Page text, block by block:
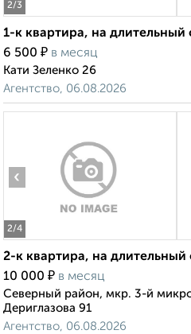
2/3
1-к квартира, на длительный
6 500 ₽ в месяц
Кати Зеленко 26
Агентство, 06.08.2026
2/4
‹
2-к квартира, на
10 000 ₽ в месяц
Северный район, мкр. 3-й
Дериглазова 91
Агентство, 06.08.2026